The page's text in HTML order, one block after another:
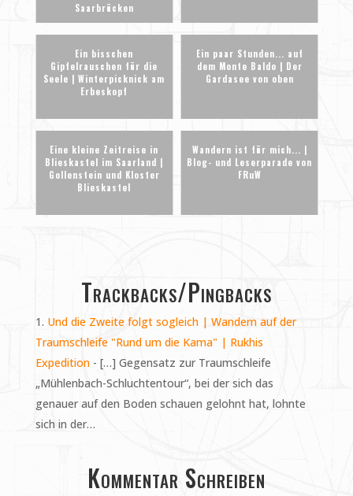
Saarbrücken
Ein bisschen
Gipfelrauschen für die
Seele | Winterpicknick am
Erbeskopf
Ein paar Stunden... auf
dem Monte Baldo | Der
Gardasee von oben
Eine kleine Zeitreise in
Blieskastel im Saarland |
Gollenstein und Kloster
Blieskastel
Wandern ist für mich... |
Blog- und Leserparade von
FRuW
Trackbacks/Pingbacks
Und die Zweite folgt sogleich | Wandern auf der
Traumschleife "Rund um die Kama" | Rukhis
Expedition- […] Gegensatz zur Traumschleife
„Mühlenbach-Schluchtentour“, bei der sich das
genauer auf den Boden schauen gelohnt hat, lohnte
sich in der…
Kommentar Schreiben